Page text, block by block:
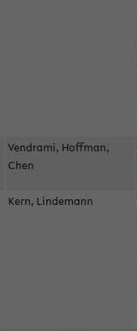
Vendrami, Hoffman,
Chen
Kern, Lindemann